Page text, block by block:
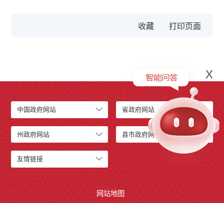
收藏
中国政府网站 省政府网站
州政府网站 县市政府网站
友情链接
网站地图
x